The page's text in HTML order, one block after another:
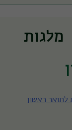
מלגות
לתואר ראשון